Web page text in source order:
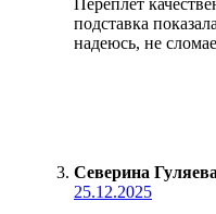
подставка
надеюсь, не
Северина Гуляева
25.12.2025